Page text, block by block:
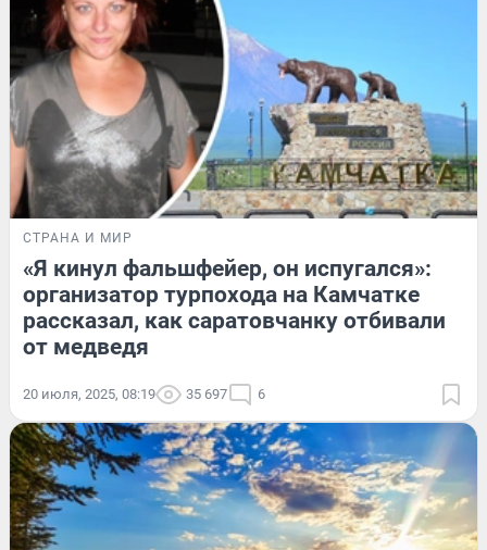
СТРАНА И МИР
«Я кинул фальшфейер, он испугался»:
организатор турпохода на Камчатке
рассказал, как саратовчанку отбивали
от медведя
20 июля, 2025, 08:19 35 697 6